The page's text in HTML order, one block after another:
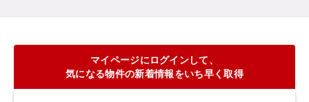
マイページにログインして、
気になる物件の新着情報をいち早く取得